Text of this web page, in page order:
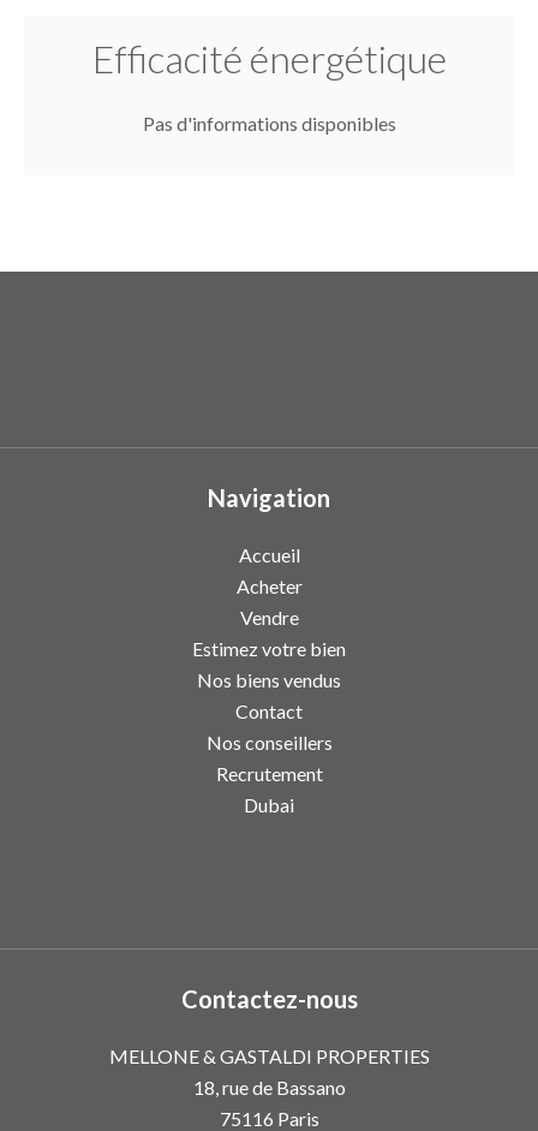
Efficacité énergétique
Pas d'informations disponibles
Navigation
Accueil
Acheter
Vendre
Estimez votre bien
Nos biens vendus
Contact
Nos conseillers
Recrutement
Dubai
Contactez-nous
MELLONE & GASTALDI PROPERTIES
18, rue de Bassano
75116 Paris